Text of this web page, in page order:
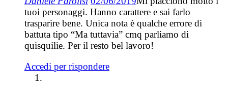
tuoi personaggi. Hanno carattere e sai farlo
trasparire bene. Unica nota è qualche errore di
battuta tipo “Ma tuttavia” cmq parliamo di
quisquilie. Per il resto bel lavoro!
Accedi per rispondere